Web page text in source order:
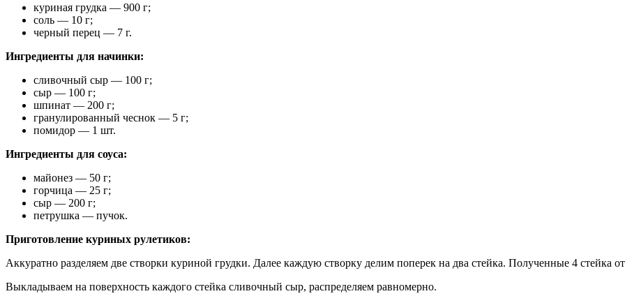
куриная грудка — 900 г;
соль — 10 г;
черный перец — 7 г.
Ингредиенты для начинки:
сливочный сыр — 100 г;
сыр — 100 г;
шпинат — 200 г;
гранулированный чеснок — 5 г;
помидор — 1 шт.
Ингредиенты для соуса:
майонез — 50 г;
горчица — 25 г;
сыр — 200 г;
петрушка — пучок.
Приготовление куриных рулетиков:
Аккуратно разделяем две створки куриной грудки. Далее каждую створку делим поперек на два стейка. Полученные 4
Выкладываем на поверхность каждого стейка сливочный сыр, распределяем равномерно.